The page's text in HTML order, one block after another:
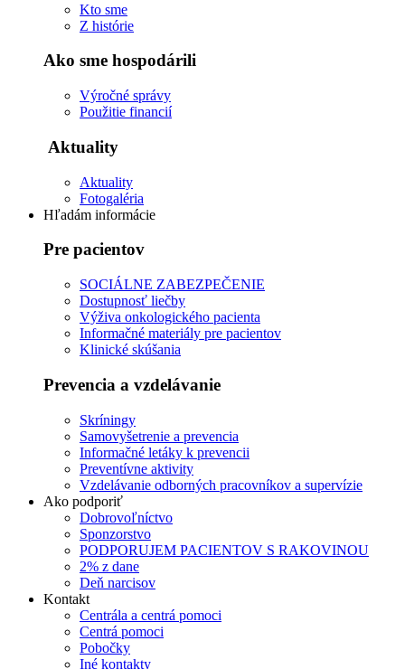
Kto sme
Z histórie
Ako sme hospodárili
Výročné správy
Použitie financií
Aktuality
Aktuality
Fotogaléria
Hľadám informácie
Pre pacientov
SOCIÁLNE ZABEZPEČENIE
Dostupnosť liečby
Výživa onkologického pacienta
Informačné materiály pre pacientov
Klinické skúšania
Prevencia a vzdelávanie
Skríningy
Samovyšetrenie a prevencia
Informačné letáky k prevencii
Preventívne aktivity
Vzdelávanie odborných pracovníkov a supervízie
Ako podporiť
Dobrovoľníctvo
Sponzorstvo
PODPORUJEM PACIENTOV S RAKOVINOU
2% z dane
Deň narcisov
Kontakt
Centrála a centrá pomoci
Centrá pomoci
Pobočky
Iné kontakty